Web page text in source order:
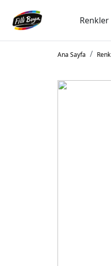
Renkler
Ana Sayfa Renk